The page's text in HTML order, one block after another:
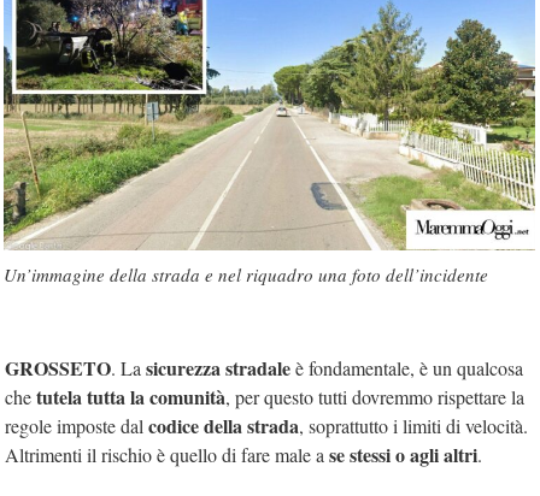
Un’immagine della strada e nel riquadro una foto dell’incidente
GROSSETO. La sicurezza stradaleè fondamentale, è un qualcosa
chetutela tutta la comunità, per questo tutti dovremmo rispettare la
regole imposte dal codice della strada, soprattutto i limiti di velocità.
Altrimenti il rischio è quello di fare male a se stessi o agli altri.